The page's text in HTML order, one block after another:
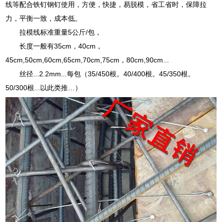
线等配合铁钉钢钉使用，方便，快捷，易脱模，省工省时，保障拉
力，平衡一致，成本低。
拉模线标准重量5公斤/包，
长度一般有35cm，40cm，
45cm,50cm,60cm,65cm,70cm,75cm，80cm,90cm...
丝径...2.2mm...每包（35/450根。40/400根。45/350根。
50/300根...以此类推…）